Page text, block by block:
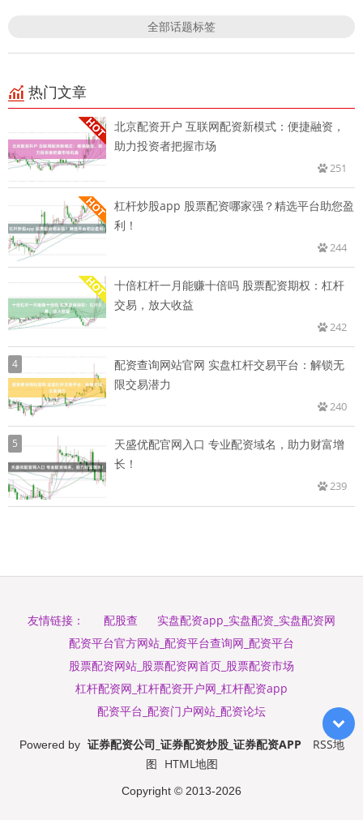
全部话题标签
热门文章
北京配资开户 互联网配资新模式：便捷融资，
助力投资者把握市场
251
杠杆炒股app 股票配资哪家强？精选平台助您盈
利！
244
十倍杠杆一月能赚十倍吗 股票配资期权：杠杆
交易，放大收益
242
4
配资查询网站官网 实盘杠杆交易平台：解锁无
限交易潜力
240
5
天盛优配官网入口 专业配资域名，助力财富增
长！
239
友情链接： 配股查
实盘配资app_实盘配资_实盘配资网
配资平台官方网站_配资平台查询网_配资平台
股票配资网站_股票配资网首页_股票配资市场
杠杆配资网_杠杆配资开户网_杠杆配资app
配资平台_配资门户网站_配资论坛
Powered by 证券配资公司_证券配资炒股_证券配资APP
RSS地
图 HTML地图
Copyright © 2013-2026